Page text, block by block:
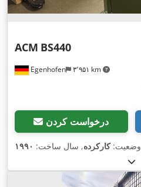
Egenhofen ۳٬۹۵۱ km
ACM BS440
درخواست کردن
وضعیت:کارکرده, سال ساخت: ۱۹۹۰